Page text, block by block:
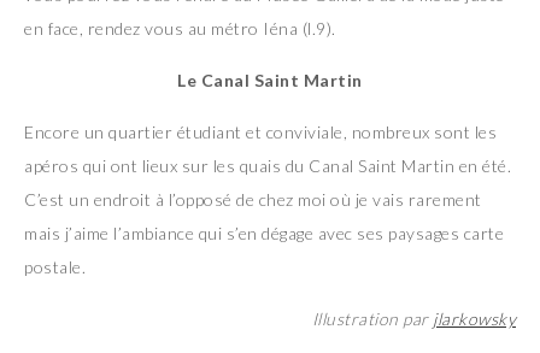
en face, rendez vous au métro Iéna (l.9).
Le Canal Saint Martin
Encore un quartier étudiant et conviviale, nombreux sont les
apéros qui ont lieux sur les quais du Canal Saint Martin en été.
C’est un endroit à l’opposé de chez moi où je vais rarement
mais j’aime l’ambiance qui s’en dégage avec ses paysages carte
postale.
Illustration par jlarkowsky